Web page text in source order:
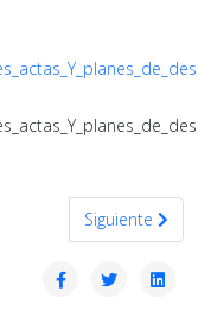
Artículo
Siguiente